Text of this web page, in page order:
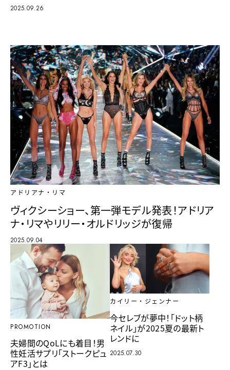
2025.09.26
アドリアナ・リマ
ヴィクシーショー、第一弾モデル発表！アドリア
ナ・リマやリリー・オルドリッジが復帰
2025.09.04
PROMOTION
夫婦間のQoLにも着目！男
性妊活サプリ「ストークピュ
アF3」とは
カイリー・ジェンナー
今セレブが夢中！「ドット柄
ネイル」が2025夏の最新ト
レンドに
2025.07.30